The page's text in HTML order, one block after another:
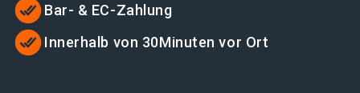
Bar- & EC-Zahlung
Innerhalb von 30Minuten vor Ort